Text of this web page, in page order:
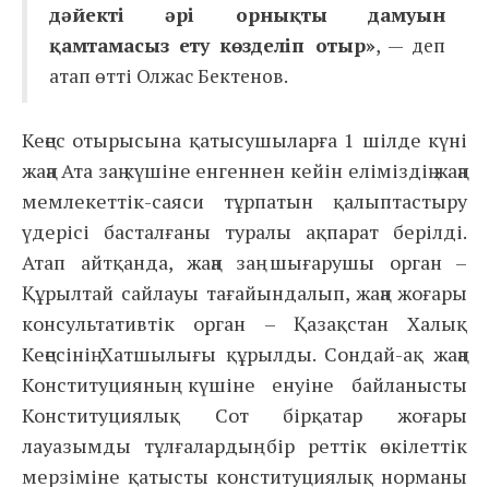
дәйекті әрі орнықты дамуын
қамтамасыз ету көзделіп отыр», — деп
атап өтті Олжас Бектенов.
Кеңес отырысына қатысушыларға 1 шілде күні
жаңа Ата заң күшіне енгеннен кейін еліміздің жаңа
мемлекеттік-саяси тұрпатын қалыптастыру
үдерісі басталғаны туралы ақпарат берілді.
Атап айтқанда, жаңа заң шығарушы орган –
Құрылтай сайлауы тағайындалып, жаңа жоғары
консультативтік орган – Қазақстан Халық
Кеңесінің Хатшылығы құрылды. Сондай-ақ жаңа
Конституцияның күшіне енуіне байланысты
Конституциялық Сот бірқатар жоғары
лауазымды тұлғалардың бір реттік өкілеттік
мерзіміне қатысты конституциялық норманы